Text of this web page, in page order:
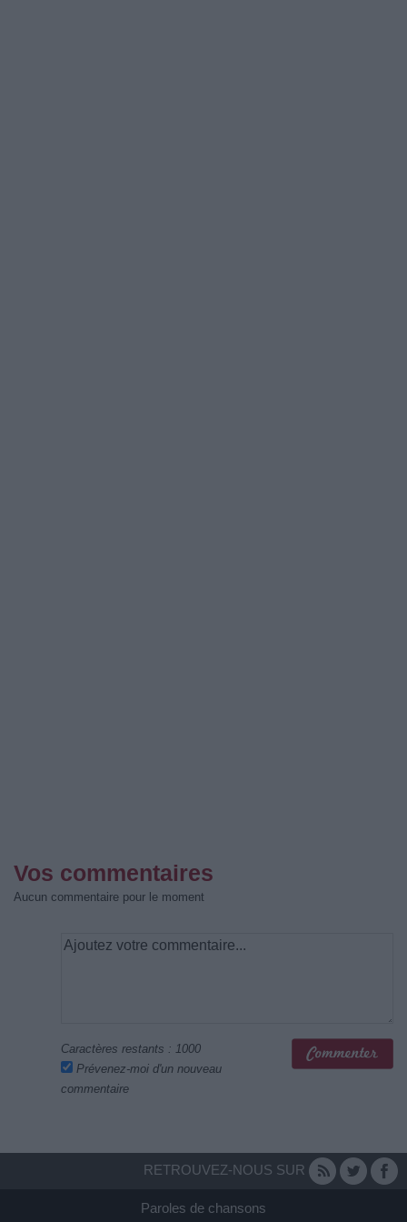
Vos commentaires
Aucun commentaire pour le moment
Caractères restants : 1000
Prévenez-moi d'un nouveau
commentaire
RETROUVEZ-NOUS SUR
Paroles de chansons